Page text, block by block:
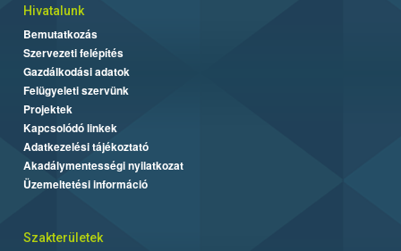
Hivatalunk
Bemutatkozás
Szervezeti felépítés
Gazdálkodási adatok
Felügyeleti szervünk
Projektek
Kapcsolódó linkek
Adatkezelési tájékoztató
Akadálymentességi nyilatkozat
Üzemeltetési információ
Szakterületek